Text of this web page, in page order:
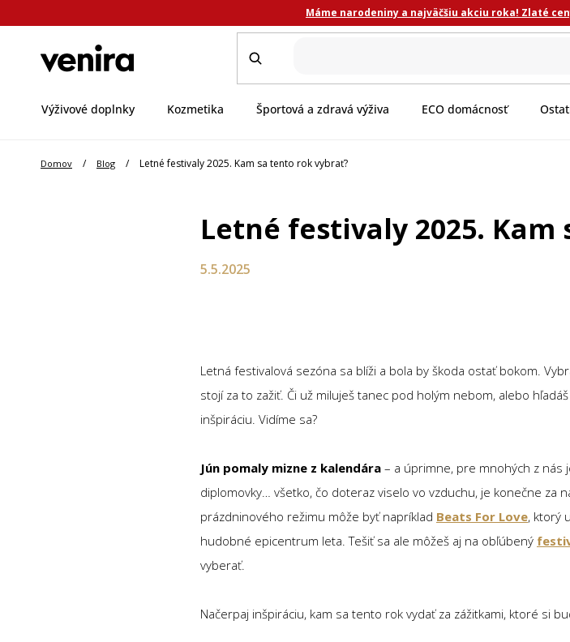
na
Máme narodeniny a najväčšiu akciu roka! Zlaté
Výživové doplnky Kozmetika Športová a zdravá výživa ECO domácnosť
Domov / Blog / Letné festivaly 2025. Kam sa tento rok vybrať?
Letné festivaly 2025.
5.5.2025
Letná festivalová sezóna sa blíži a bola by škoda ostať bokom.
stojí za to zažiť. Či už miluješ tanec pod holým nebom, alebo
inšpiráciu. Vidíme sa?
Jún pomaly mizne z kalendára – a úprimne, pre mnohých z nás
diplomovky… všetko, čo doteraz viselo vo vzduchu, je konečne za
prázdninového režimu môže byť napríklad Beats For Love, ktorý
hudobné epicentrum leta. Tešiť sa ale môžeš aj na obľúbený
vyberať.
Načerpaj inšpiráciu, kam sa tento rok vydať za zážitkami, ktoré si